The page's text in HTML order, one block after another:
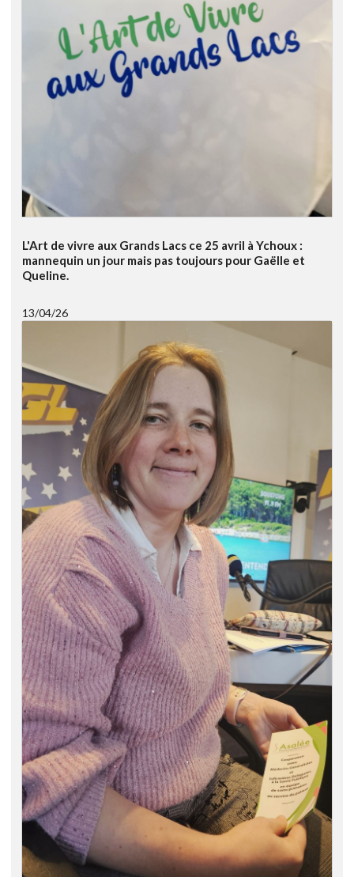
L'Art de vivre aux Grands Lacs ce 25 avril à Ychoux :
mannequin un jour mais pas toujours pour Gaëlle et
Queline.
13/04/26